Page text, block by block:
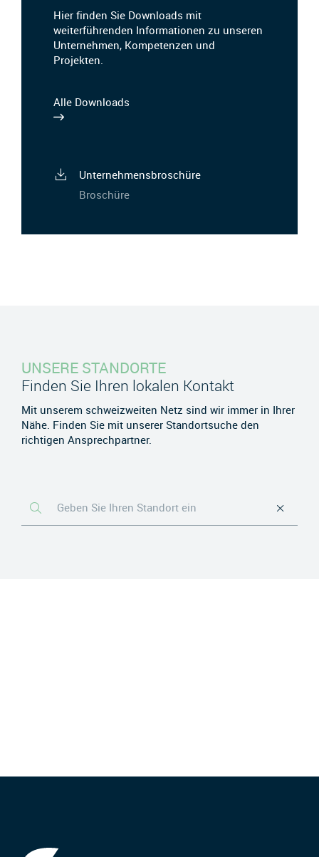
Hier finden Sie Downloads mit
weiterführenden Informationen zu unseren
Unternehmen, Kompetenzen und
Projekten.
Alle Downloads
Unternehmensbroschüre
Broschüre
UNSERE STANDORTE
Finden Sie Ihren lokalen Kontakt
Mit unserem schweizweiten Netz sind wir immer in Ihrer
Nähe. Finden Sie mit unserer Standortsuche den
richtigen Ansprechpartner.